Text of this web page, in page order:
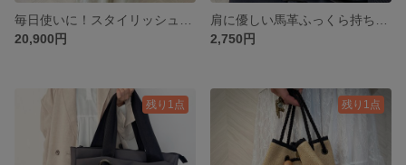
20,900円
2,750円
残り1点 残り1点